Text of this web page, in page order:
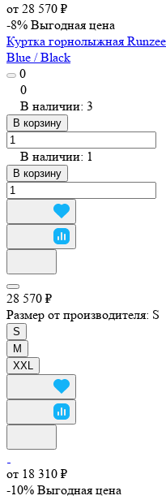
от 28 570 ₽
-8% Выгодная цена
Куртка горнолыжная
Blue / Black
0
0
В наличии: 3
В корзину
В наличии: 1
В корзину
28 570 ₽
Размер от производителя: S
S
M
XXL
от 18 310 ₽
-10% Выгодная цена